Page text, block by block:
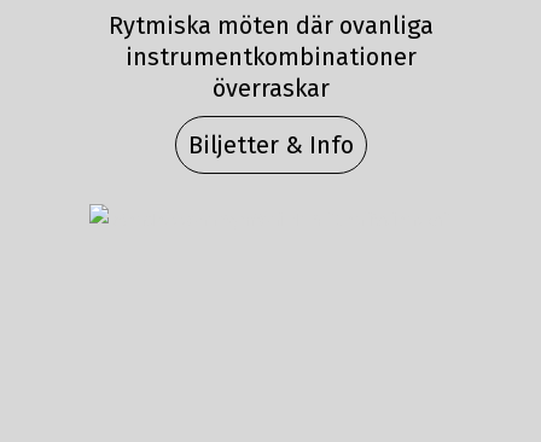
Rytmiska möten där ovanliga
instrumentkombinationer
överraskar
Biljetter & Info